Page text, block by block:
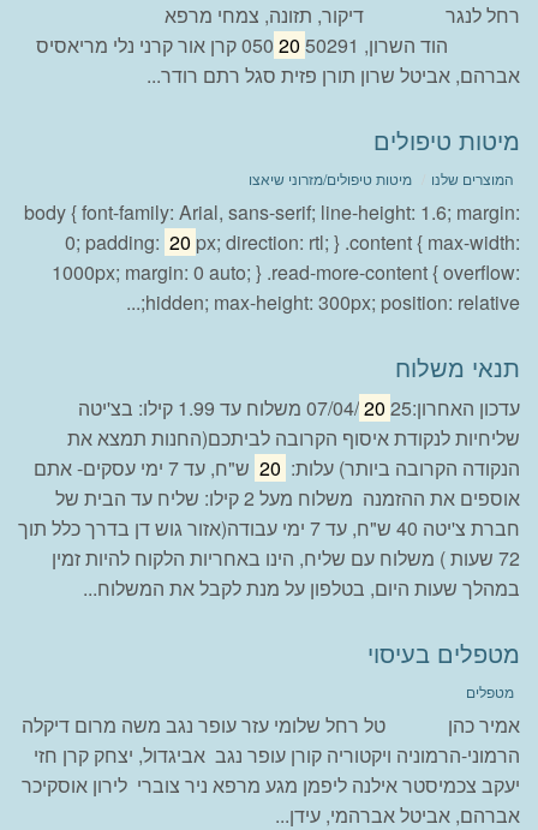
רחל לנגר דיקור, תזונה, צמחי מרפא
הוד השרון, 050
20
50291 קרן אור קרני נלי מריאסיס
אברהם, אביטל שרון תורן פזית סגל רתם רודר...
מיטות טיפולים
המוצרים שלנו מיטות טיפולים/מזרוני שיאצו
body { font-family: Arial, sans-serif; line-height: 1.6; margin:
0; padding: 20 px; direction: rtl; } .content { max-width:
1000px; margin: 0 auto; } .read-more-content { overflow:
hidden; max-height: 300px; position: relative;...
תנאי משלוח
עדכון האחרון:07/04/ 20
25 משלוח עד 1.99 קילו: בצ'יטה
שליחיות לנקודת איסוף הקרובה לביתכם(החנות תמצא את
הנקודה הקרובה ביותר) עלות: 20
ש"ח, עד 7 ימי עסקים- אתם
אוספים את ההזמנה משלוח מעל 2 קילו: שליח עד הבית של
חברת צ'יטה 40 ש"ח, עד 7 ימי עבודה(אזור גוש דן בדרך כלל תוך
72 שעות ) משלוח עם שליח, הינו באחריות הלקוח להיות זמין
במהלך שעות היום, בטלפון על מנת לקבל את המשלוח...
מטפלים בעיסוי
מטפלים
אמיר כהן טל רחל שלומי עזר עופר נגב משה מרום דיקלה
הרמוני-הרמוניה ויקטוריה קורן עופר נגב אביגדול, יצחק קרן חזי
יעקב צכמיסטר אילנה ליפמן מגע מרפא ניר צוברי לירון אוסקיכר
אברהם, אביטל אברהמי, עידן...